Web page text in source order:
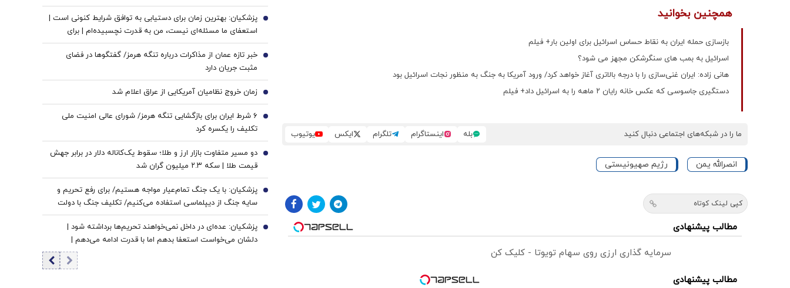
همچنین بخوانید
بازسازی حمله ایران به نقاط حساس اسرائیل برای اولین بار+ فیلم
اسرائیل به بمب های سنگرشکن مجهز می شود؟
هانی زاده: ایران غنی‌سازی را با درجه بالاتری آغاز خواهد کرد/ ورود آمریکا به جنگ به منظور نجات اسرائیل بود
دستگیری جاسوسی که عکس خانه رایان ۲ ماهه را به اسرائیل داد+ فیلم
ما را در شبکه‌های اجتماعی دنبال کنید بله اینستاگرام تلگرام ایکس یوتیوب
انصرالله یمن رژیم صهیونیستی
کپی لینک کوتاه
مطالب پیشنهادی
سرمایه گذاری ارزی روی سهام تویوتا - کلیک کن
مطالب پیشنهادی
پزشکیان‌: بهترین زمان برای دستیابی به توافق شرایط کنونی است |
استعفای ما مسئله‌ای نیست، من به قدرت نچسبیده‌ام | برای
همیشه که نمی‌توان جنگید | برنامه این بود که حتی به پاسگاه‌های
مرزی ما حمله شود
4
خبر تازه عمان از مذاکرات درباره تنگه هرمز/ گفتگوها در فضای
مثبت جریان دارد
5
زمان خروج نظامیان آمریکایی از عراق اعلام شد 6
۶ شرط ایران برای بازگشایی تنگه هرمز/ شورای عالی امنیت ملی
تکلیف را یکسره کرد
7
دو مسیر متفاوت بازار ارز و طلا؛ سقوط یک‌کاناله دلار در برابر جهش
قیمت طلا | سکه ۲.۳ میلیون گران شد
8
پزشکیان: با یک جنگ تمام‌عیار مواجه هستیم/ برای رفع تحریم و
سایه جنگ از دیپلماسی استفاده می‌کنیم/ تکلیف جنگ با دولت
نیست
9
پزشکیان: عده‌ای در داخل نمی‌خواهند تحریم‌ها برداشته شود |
دلشان می‌خواست استعفا بدهم اما با قدرت ادامه می‌دهم |
10